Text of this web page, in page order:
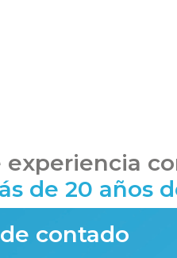
experiencia
de 20 años
contado